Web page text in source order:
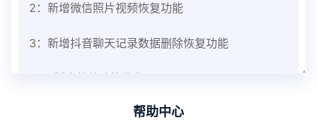
2：新增微信照片视频恢复功能
3：新增抖音聊天记录数据删除恢复功能
1：优化监控终端从当前监控界面切换其他被控端手
帮助中心